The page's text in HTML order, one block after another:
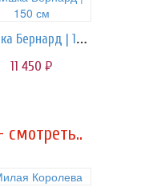
Мишка Бернард | 150 см
11 450 руб.